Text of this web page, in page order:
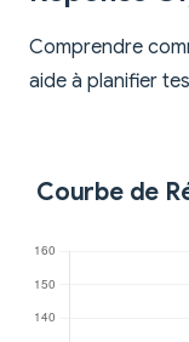
Comprendre
aide à planifier
Courbe de